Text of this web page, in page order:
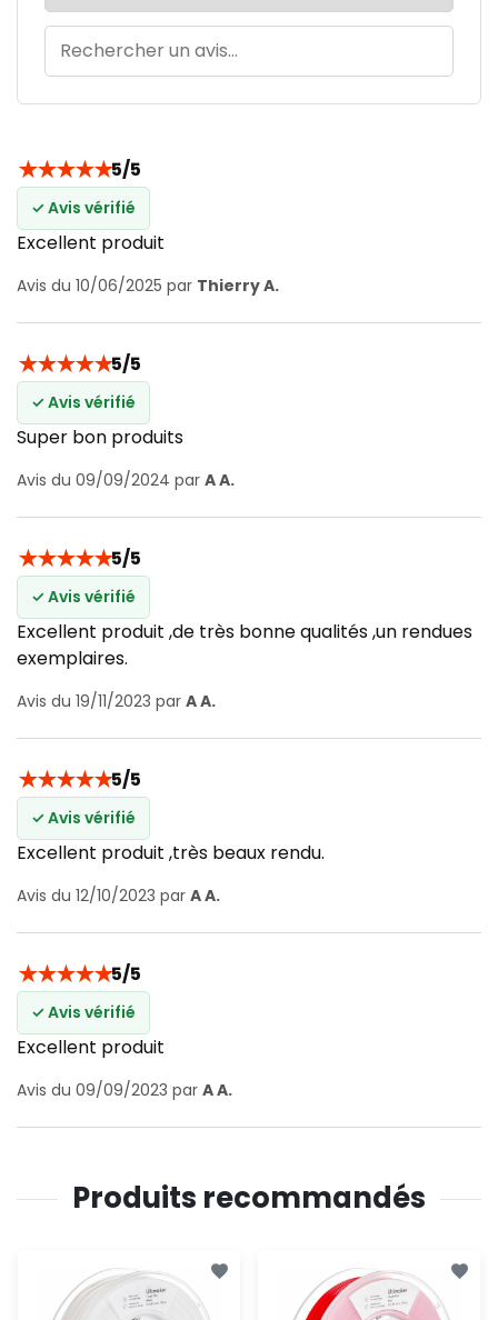
★★★★★5/5
✓ Avis vérifié
Excellent produit
Avis du 10/06/2025 par Thierry A.
★★★★★5/5
✓ Avis vérifié
Super bon produits
Avis du 09/09/2024 par A A.
★★★★★5/5
✓ Avis vérifié
Excellent produit ,de très bonne qualités ,un rendues
exemplaires.
Avis du 19/11/2023 par A A.
★★★★★5/5
✓ Avis vérifié
Excellent produit ,très beaux rendu.
Avis du 12/10/2023 par A A.
★★★★★5/5
✓ Avis vérifié
Excellent produit
Avis du 09/09/2023 par A A.
Produits recommandés